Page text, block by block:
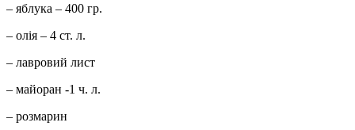
– яблука – 400 гр.
– олія – 4 ст. л.
– лавровий лист
– майоран -1 ч. л.
– розмарин